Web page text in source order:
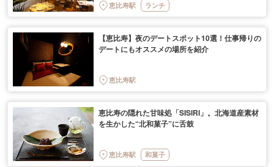
恵比寿駅 ランチ
【恵比寿】夜のデートスポット10選！仕事帰りの
デートにもオススメの場所を紹介
恵比寿駅
恵比寿の隠れた甘味処「SISIRI」。北海道産素材
を生かした“北和菓子”に舌鼓
恵比寿駅 和菓子